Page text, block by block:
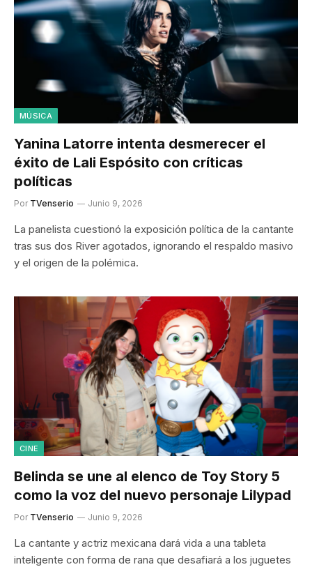
MÚSICA
Yanina Latorre intenta desmerecer el
éxito de Lali Espósito con críticas
políticas
Por TVenserio Junio 9, 2026
La panelista cuestionó la exposición política de la cantante
tras sus dos River agotados, ignorando el respaldo masivo
y el origen de la polémica.
CINE
Belinda se une al elenco de Toy Story 5
como la voz del nuevo personaje Lilypad
Por TVenserio Junio 9, 2026
La cantante y actriz mexicana dará vida a una tableta
inteligente con forma de rana que desafiará a los juguetes